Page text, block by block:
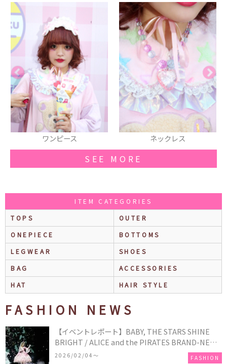
ワンピース ネックレス
SEE MORE
ITEM CATEGORIES
TOPS
OUTER
ONEPIECE
BOTTOMS
LEGWEAR
SHOES
BAG
ACCESSORIES
HAT
HAIR STYLE
FASHION NEWS
【イベントレポート】BABY, THE STARS SHINE
BRIGHT / ALICE and the PIRATES BRAND-NEW
COLLECTION in TOKYO
2026/02/04〜 FASHION